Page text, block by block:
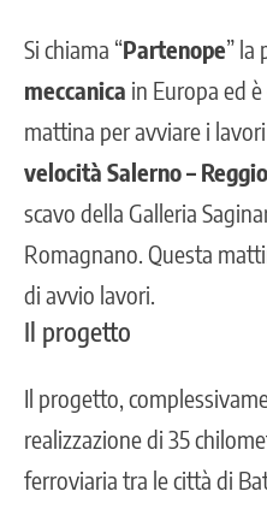
Si chiama “Partenope” la
meccanica in Europa ed
mattina per avviare i
velocità Salerno –
scavo della Galleria
Romagnano. Questa
di avvio lavori.
Il progetto
Il progetto,
realizzazione di 35
ferroviaria tra le città di